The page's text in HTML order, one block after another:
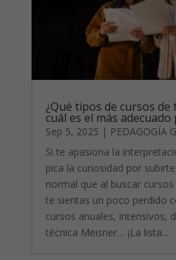
¿Qué tipos de cursos
cuál es el más adecuado
Sep 5, 2025 | PEDAGOGÍA
Si te apasiona la
pica la curiosidad por
normal que al buscar
te sientas un poco perdido
cursos anuales, intensivos,
técnica Meisner… ¡La lista...